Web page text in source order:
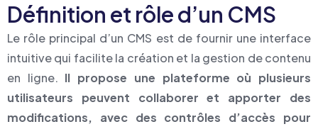
Définition et rôle d’un CMS
Le rôle principal d’un CMS est de fournir une interface
intuitive qui facilite la création et la gestion de contenu
en ligne. Il propose une plateforme où plusieurs
utilisateurs peuvent collaborer et apporter des
modifications, avec des contrôles d’accès pour